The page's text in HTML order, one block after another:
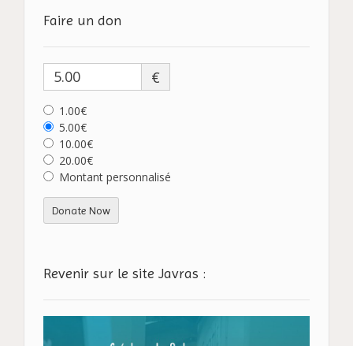
Faire un don
€
1.00€
5.00€
10.00€
20.00€
Montant personnalisé
Donate Now
Revenir sur le site Javras :